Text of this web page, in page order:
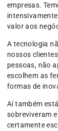
empresas.
valor aos
A tecnologia
nossos
pessoas, não
escolhem as
formas de
Aí também
sobreviveram
certamente